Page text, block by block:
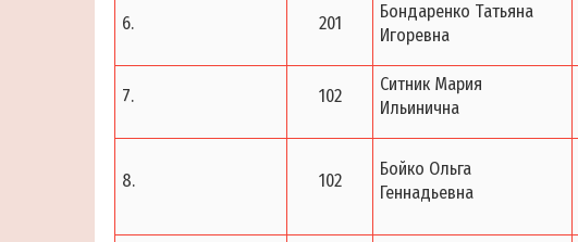
6. 201
Бондаренко Татьяна
Игоревна
7. 102
Ситник Мария
Ильинична
8. 102
Бойко Ольга
Геннадьевна